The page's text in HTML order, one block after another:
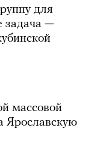
для
задача —
массовой
Ярославскую